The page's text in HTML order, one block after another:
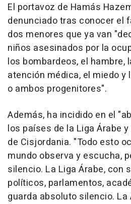
El portavoz de Hamás
denunciado tras conocer el
dos menores que ya van
niños asesinados por la
los bombardeos, el hambre,
atención médica, el miedo y
o ambos progenitores".
Además, ha incidido en el
los países de la Liga Árabe
de Cisjordania. "Todo esto
mundo observa y escucha,
silencio. La Liga Árabe, con
políticos, parlamentos,
guarda absoluto silencio.